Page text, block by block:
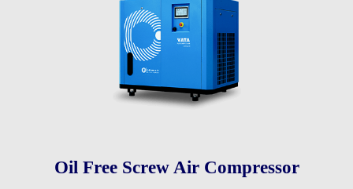
Oil Free Screw Air Compressor